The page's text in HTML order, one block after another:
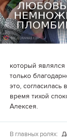
который
только
это,
время тихой
Алексея.
В главных ролях: